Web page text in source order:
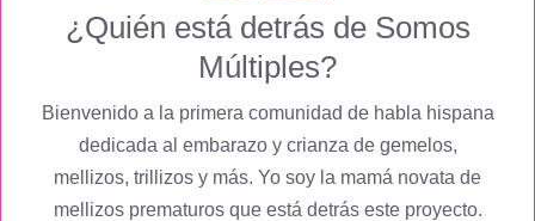
¿Quién está detrás de Somos
Múltiples?
Bienvenido a la primera comunidad de habla hispana
dedicada al embarazo y crianza de gemelos,
mellizos, trillizos y más. Yo soy la mamá novata de
mellizos prematuros que está detrás este proyecto.